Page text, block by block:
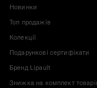
Новинки
Топ продажів
Колекції
Подарункові сертифікати
Бренд Lipault
Знижка на комплект